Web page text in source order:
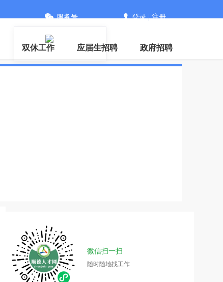
服务号 登录|注册
双休工作 应届生招聘 政府招聘
微信扫一扫
随时随地找工作